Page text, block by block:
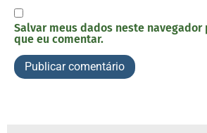
Salvar meus dados neste navegador
que eu comentar.